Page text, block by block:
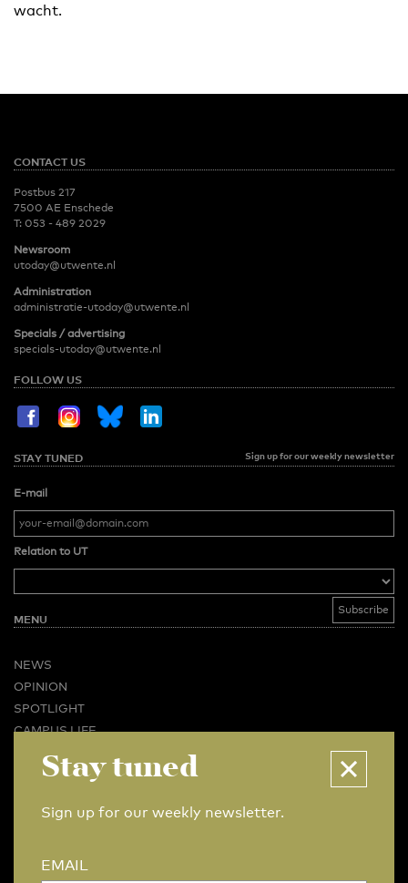
wacht.
CONTACT US
Postbus 217
7500 AE Enschede
T: 053 - 489 2029
Newsroom
utoday@utwente.nl
Administration
administratie-utoday@utwente.nl
Specials / advertising
specials-utoday@utwente.nl
FOLLOW US
STAY TUNED Sign up for our weekly newsletter
E-mail
Relation to UT
MENU
NEWS
OPINION
SPOTLIGHT
CAMPUS LIFE
VIDEO
BUSINESS & CAREER
CONTACT
Stay tuned
Sign up for our weekly newsletter.
EMAIL